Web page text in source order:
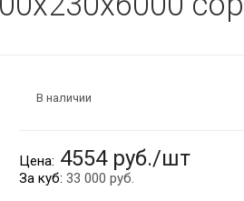
В наличии
Цена: 4554 руб./шт
За куб: 33 000 руб.